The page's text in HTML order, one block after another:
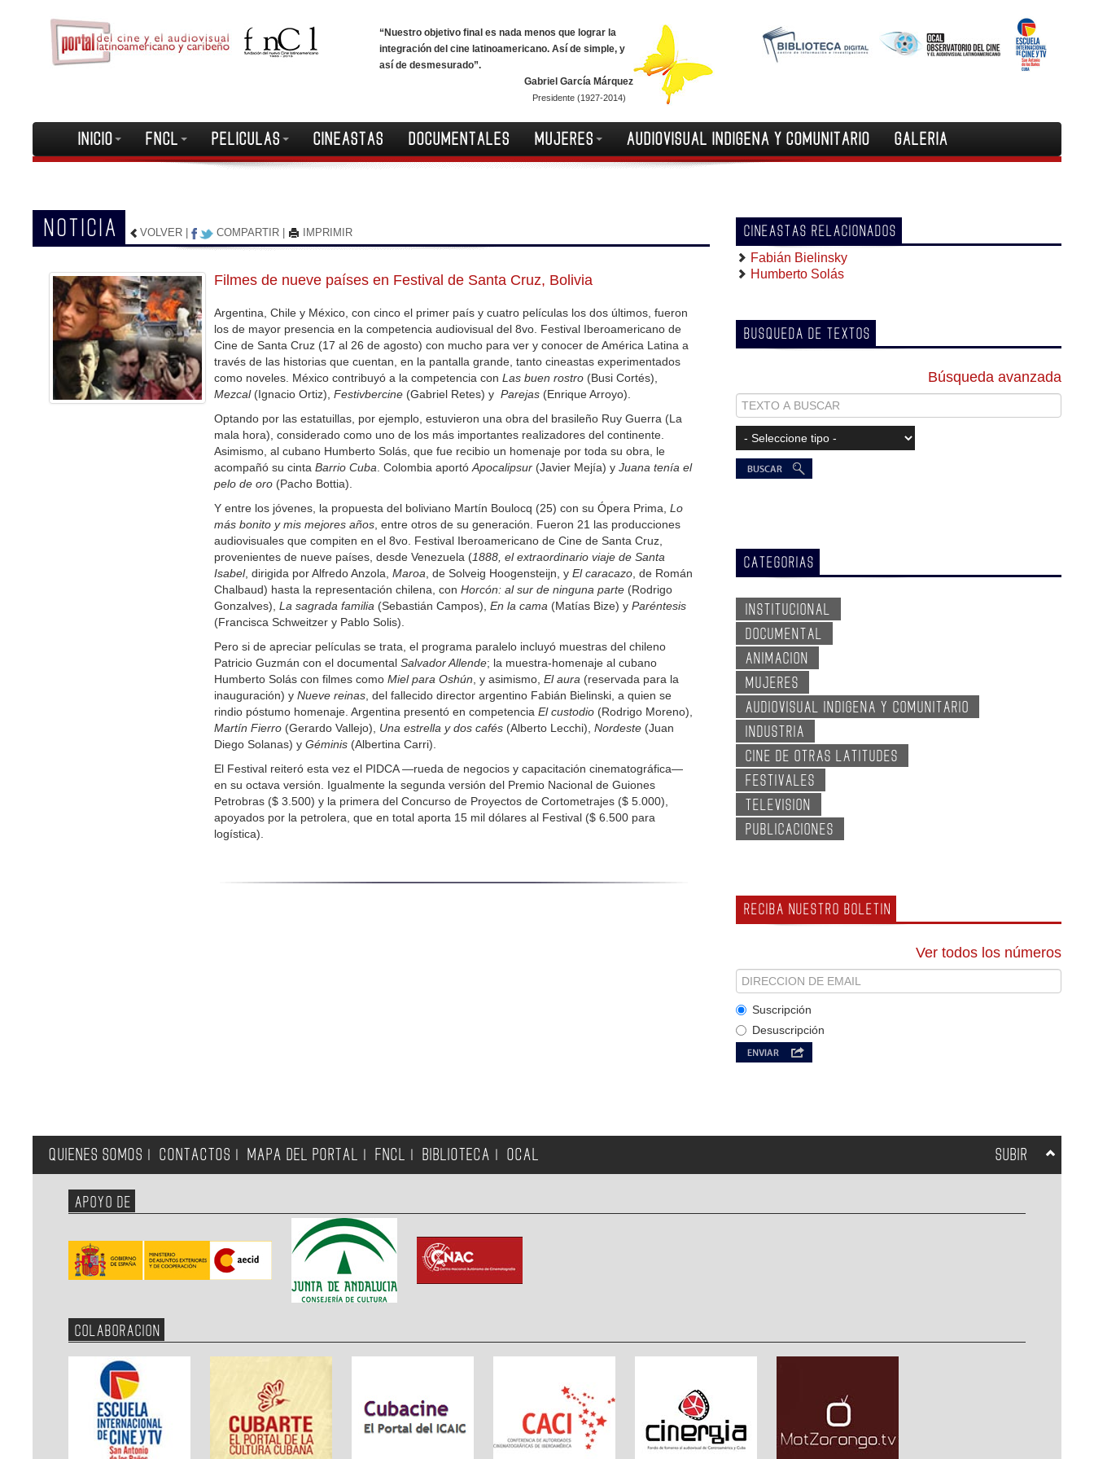
“Nuestro objetivo final es nada menos que lograr la
integración del cine latinoamericano. Así de simple, y
así de desmesurado”.
Gabriel García Márquez
Presidente (1927-2014)
INICIO FNCL PELICULAS CINEASTAS DOCUMENTALES MUJERES AUDIOVISUAL INDIGENA Y COMUNITARIO GALERIA
NOTICIA VOLVER COMPARTIR IMPRIMIR
Filmes de nueve países en Festival de Santa Cruz, Bolivia
Argentina, Chile y México, con cinco el primer país y cuatro películas los dos últimos, fueron
los de mayor presencia en la competencia audiovisual del 8vo. Festival Iberoamericano de
Cine de Santa Cruz (17 al 26 de agosto) con mucho para ver y conocer de América Latina a
través de las historias que cuentan, en la pantalla grande, tanto cineastas experimentados
como noveles. México contribuyó a la competencia conLas buen rostro (Busi Cortés),
Mezcal (Ignacio Ortiz),Festivbercine (Gabriel Retes) yParejas (Enrique Arroyo).
Optando por las estatuillas, por ejemplo, estuvieron una obra del brasileño Ruy Guerra (La
mala hora), considerado como uno de los más importantes realizadores del continente.
Asimismo, al cubano Humberto Solás, que fue recibio un homenaje por toda su obra, le
acompañó su cintaBarrio Cuba . Colombia aportóApocalipsur (Javier Mejía) yJuana tenía el
pelo de oro (Pacho Bottia).
Y entre los jóvenes, la propuesta del boliviano Martín Boulocq (25) con su Ópera Prima,Lo
más bonito y mis mejores años , entre otros de su generación. Fueron 21 las producciones
audiovisuales que compiten en el 8vo. Festival Iberoamericano de Cine de Santa Cruz,
provenientes de nueve países, desde Venezuela (1888, el extraordinario viaje de Santa
Isabel, dirigida por Alfredo Anzola,Maroa , de Solveig Hoogensteijn, yEl caracazo , de Román
Chalbaud) hasta la representación chilena, conHorcón: al sur de ninguna parte (Rodrigo
Gonzalves),La sagrada familia (Sebastián Campos),En la cama (Matías Bize) yParéntesis
(Francisca Schweitzer y Pablo Solis).
Pero si de apreciar películas se trata, el programa paralelo incluyó muestras del chileno
Patricio Guzmán con el documentalSalvador Allende; la muestra-homenaje al cubano
Humberto Solás con filmes comoMiel para Oshún , y asimismo,El aura (reservada para la
inauguración) yNueve reinas , del fallecido director argentino Fabián Bielinski, a quien se
rindio póstumo homenaje. Argentina presentó en competenciaEl custodio (Rodrigo Moreno),
Martín Fierro (Gerardo Vallejo), Una estrella y dos cafés (Alberto Lecchi),Nordeste (Juan
Diego Solanas) yGéminis (Albertina Carri).
El Festival reiteró esta vez el PIDCA —rueda de negocios y capacitación cinematográfica—
en su octava versión. Igualmente la segunda versión del Premio Nacional de Guiones
Petrobras ($ 3.500) y la primera del Concurso de Proyectos de Cortometrajes ($ 5.000),
apoyados por la petrolera, que en total aporta 15 mil dólares al Festival ($ 6.500 para
logística).
CINEASTAS RELACIONADOS
Fabián Bielinsky
Humberto Solás
BUSQUEDA DE TEXTOS
Búsqueda avanzada
CATEGORIAS
INSTITUCIONAL
DOCUMENTAL
ANIMACION
MUJERES
AUDIOVISUAL INDIGENA Y COMUNITARIO
INDUSTRIA
CINE DE OTRAS LATITUDES
FESTIVALES
TELEVISION
PUBLICACIONES
RECIBA NUESTRO BOLETIN
Ver todos los números
Suscripción
Desuscripción
QUIENES SOMOS CONTACTOS MAPA DEL PORTAL FNCL BIBLIOTECA OCAL SUBIR
APOYO DE
COLABORACION